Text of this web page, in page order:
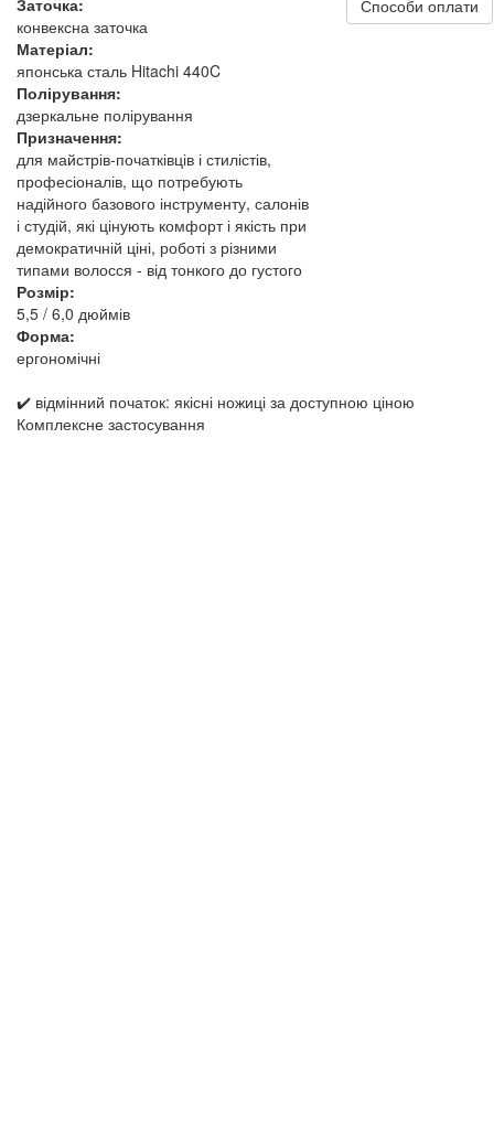
конвексна заточка
Матеріал:
японська сталь Hitachi 440C
Полірування:
дзеркальне полірування
Призначення:
для майстрів-початківців і стилістів,
професіоналів, що потребують
надійного базового інструменту, салонів
і студій, які цінують комфорт і якість при
демократичній ціні, роботі з різними
типами волосся - від тонкого до густого
Розмір:
5,5 / 6,0 дюймів
Форма:
ергономічні
Способи оплати
✔️ відмінний початок: якісні ножиці за доступною ціною
Комплексне застосування